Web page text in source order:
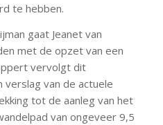
te hebben.
gaat Jeanet van
met de opzet van een
vervolgt dit
verslag van de actuele
tot de aanleg van het
van ongeveer 9,5